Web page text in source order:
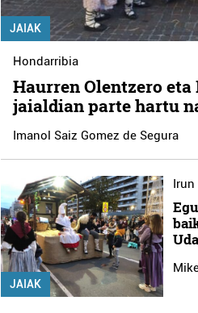
JAIAK
Hondarribia
Haurren Olentzero
jaialdian parte hartu
Imanol Saiz Gomez de Segura
JAIAK
Irun